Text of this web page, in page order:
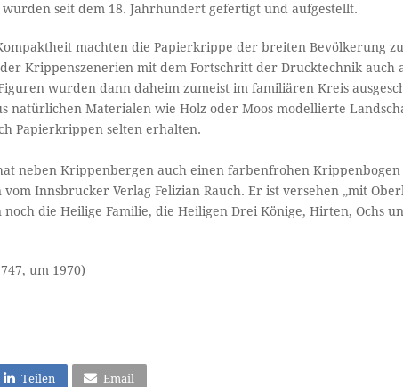
seit dem 18. Jahrhundert gefertigt und aufgestellt.
machten die Papierkrippe der breiten Bevölkerung
Krippenszenerien mit dem Fortschritt der Drucktechnik auch
wurden dann daheim zumeist im familiären Kreis
natürlichen Materialen wie Holz oder Moos modellierte
Papierkrippen selten erhalten.
neben Krippenbergen auch einen farbenfrohen Krippenbogen
Innsbrucker Verlag Felizian Rauch. Er ist versehen „mit
die Heilige Familie, die Heiligen Drei Könige, Hirten, Ochs
um 1970)
Teilen Email